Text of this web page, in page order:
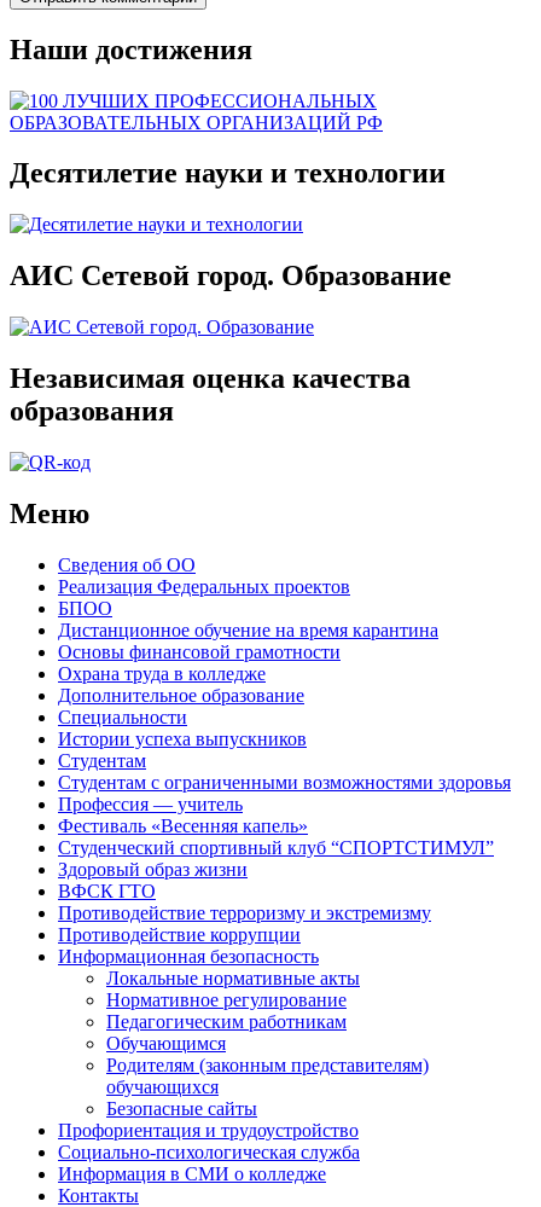
Наши достижения
Десятилетие науки и технологии
АИС Сетевой город. Образование
Независимая оценка качества
образования
Меню
Сведения об ОО
Реализация Федеральных проектов
БПОО
Дистанционное обучение на время карантина
Основы финансовой грамотности
Охрана труда в колледже
Дополнительное образование
Специальности
Истории успеха выпускников
Студентам
Студентам с ограниченными возможностями здоровья
Профессия — учитель
Фестиваль «Весенняя капель»
Студенческий спортивный клуб “СПОРТСТИМУЛ”
Здоровый образ жизни
ВФСК ГТО
Противодействие терроризму и экстремизму
Противодействие коррупции
Информационная безопасность
Локальные нормативные акты
Нормативное регулирование
Педагогическим работникам
Обучающимся
Родителям (законным представителям)
обучающихся
Безопасные сайты
Профориентация и трудоустройство
Социально-психологическая служба
Информация в СМИ о колледже
Контакты